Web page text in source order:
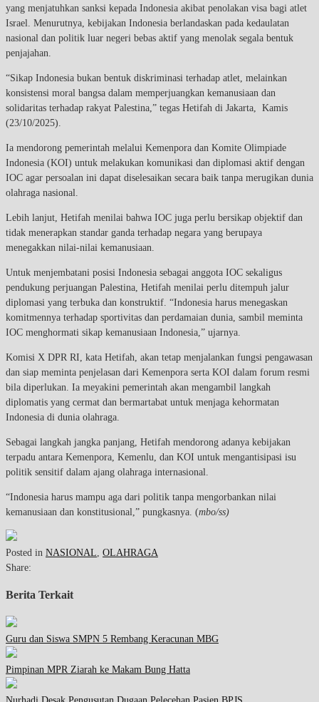
yang menjatuhkan sanksi kepada Indonesia akibat penolakan visa bagi atlet
Israel. Menurutnya, kebijakan Indonesia berlandaskan pada kedaulatan
nasional dan politik luar negeri bebas aktif yang menolak segala bentuk
penjajahan.
“Sikap Indonesia bukan bentuk diskriminasi terhadap atlet, melainkan
konsistensi moral bangsa dalam memperjuangkan kemanusiaan dan
solidaritas terhadap rakyat Palestina,” tegas Hetifah di Jakarta, Kamis
(23/10/2025).
Ia mendorong pemerintah melalui Kemenpora dan Komite Olimpiade
Indonesia (KOI) untuk melakukan komunikasi dan diplomasi aktif dengan
IOC agar persoalan ini dapat diselesaikan secara baik tanpa merugikan dunia
olahraga nasional.
Lebih lanjut, Hetifah menilai bahwa IOC juga perlu bersikap objektif dan
tidak menerapkan standar ganda terhadap negara yang berupaya
menegakkan nilai-nilai kemanusiaan.
Untuk menjembatani posisi Indonesia sebagai anggota IOC sekaligus
pendukung perjuangan Palestina, Hetifah menilai perlu ditempuh jalur
diplomasi yang terbuka dan konstruktif. “Indonesia harus menegaskan
komitmennya terhadap sportivitas dan perdamaian dunia, sambil meminta
IOC menghormati sikap kemanusiaan Indonesia,” ujarnya.
Komisi X DPR RI, kata Hetifah, akan tetap menjalankan fungsi pengawasan
dan siap meminta penjelasan dari Kemenpora serta KOI dalam forum resmi
bila diperlukan. Ia meyakini pemerintah akan mengambil langkah
diplomatis yang cermat dan bermartabat untuk menjaga kehormatan
Indonesia di dunia olahraga.
Sebagai langkah jangka panjang, Hetifah mendorong adanya kebijakan
terpadu antara Kemenpora, Kemenlu, dan KOI untuk mengantisipasi isu
politik sensitif dalam ajang olahraga internasional.
“Indonesia harus mampu aga dari politik tanpa mengorbankan nilai
kemanusiaan dan konstitusional,” pungkasnya. (mbo/ss)
Posted in NASIONAL OLAHRAGA
Share:
Berita Terkait
Guru dan Siswa SMPN 5 Rembang Keracunan MBG
Pimpinan MPR Ziarah ke Makam Bung Hatta